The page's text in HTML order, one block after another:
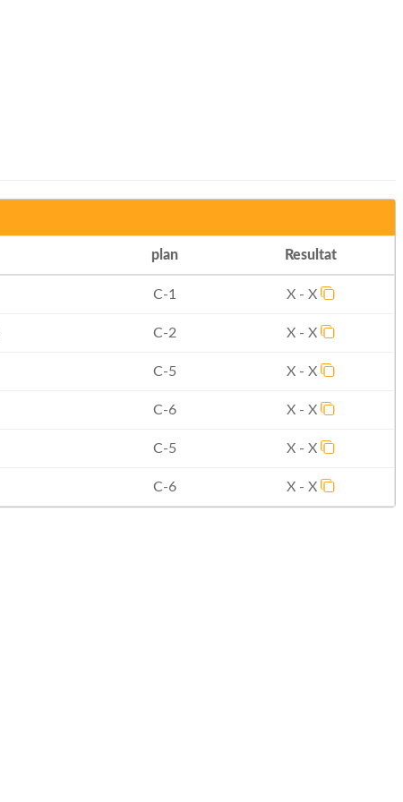
plan Resultat
C-1 X - X
C-2 X - X
C-5 X - X
C-6 X - X
C-5 X - X
C-6 X - X